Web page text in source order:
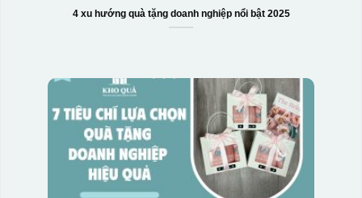
4 xu hướng quà tặng doanh nghiệp nổi bật 2025